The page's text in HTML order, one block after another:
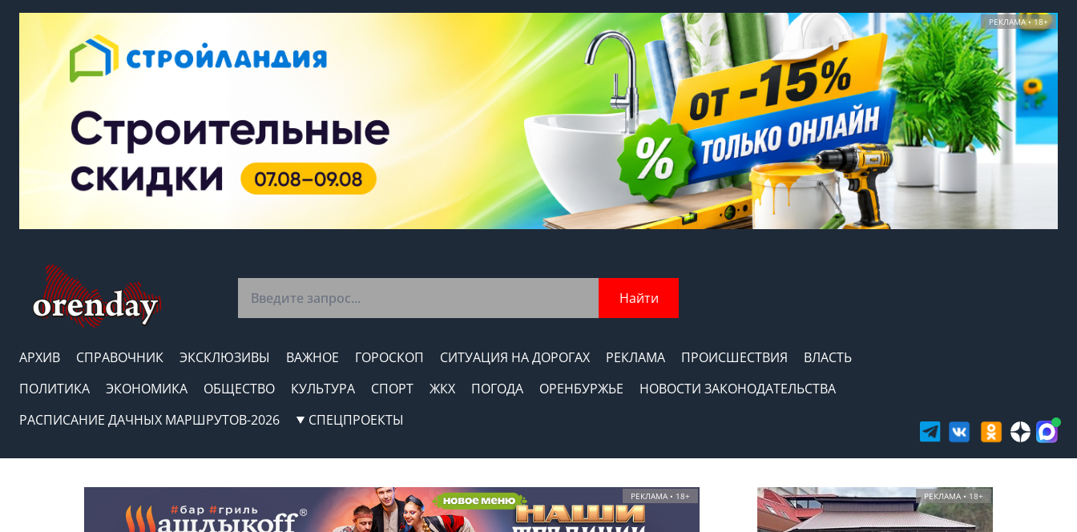
РЕКЛАМА • 18+
Найти
АРХИВ СПРАВОЧНИК ЭКСКЛЮЗИВЫ ВАЖНОЕ ГОРОСКОП СИТУАЦИЯ НА ДОРОГАХ РЕКЛАМА ПРОИСШЕСТВИЯ
ВЛАСТЬ
ПОЛИТИКА
ЭКОНОМИКА ОБЩЕСТВО КУЛЬТУРА СПОРТ ЖКХ ПОГОДА ОРЕНБУРЖЬЕ
НОВОСТИ ЗАКОНОДАТЕЛЬСТВА
РАСПИСАНИЕ ДАЧНЫХ МАРШРУТОВ-2026
СПЕЦПРОЕКТЫ
РЕКЛАМА • 18+ РЕКЛАМА • 18+